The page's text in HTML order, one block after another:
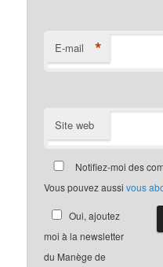
E-mail *
Site web
Notifiez-moi des
Vous pouvez aussivous
Oui, ajoutez
moi à la newsletter
du Manège de